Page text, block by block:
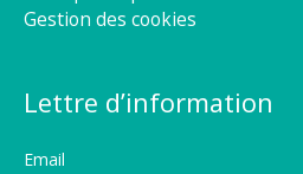
Gestion des cookies
Lettre d’information
Email